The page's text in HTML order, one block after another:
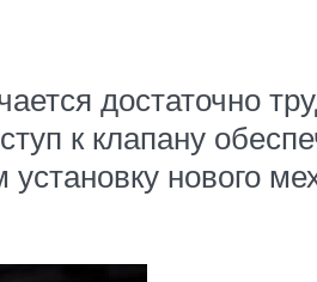
достаточно
к клапану
нового